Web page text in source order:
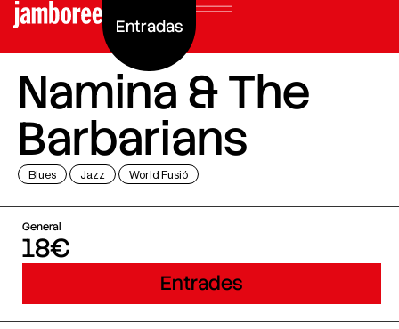
Entradas
Namina & The
Barbarians
Blues Jazz World Fusió
General
18€
Entrades